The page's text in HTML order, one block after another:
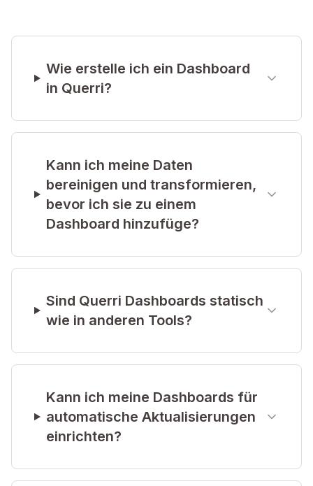
verwenden
Wie erstelle ich ein Dashboard
in Querri?
Kann ich meine Daten
bereinigen und transformieren,
bevor ich sie zu einem
Dashboard hinzufüge?
Sind Querri Dashboards statisch
wie in anderen Tools?
Kann ich meine Dashboards für
automatische Aktualisierungen
einrichten?